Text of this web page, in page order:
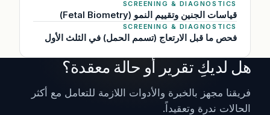
SCREENING & DIAGNOSTICS
قياسات الجنين وتقييم النمو (Fetal Biometry)
SCREENING & DIAGNOSTICS
فحص ما قبل الارتعاج (تسمم الحمل) في الثلث الأول
هل لديكِ تقرير أو حالة معقدة؟
فريقنا مجهز بالخبرة والأدوات اللازمة للتعامل مع أكثر
الحالات ندرة وتعقيداً.